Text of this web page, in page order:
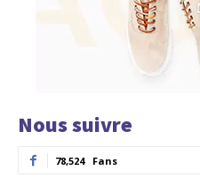
Nous suivre
78,524 Fans